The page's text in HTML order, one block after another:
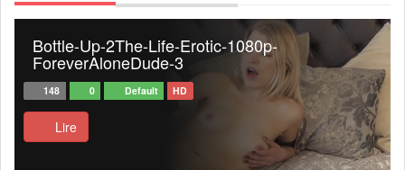
Bottle-Up-2The-Life-Erotic-1080p-
ForeverAloneDude-3
148 0 Default HD
Lire